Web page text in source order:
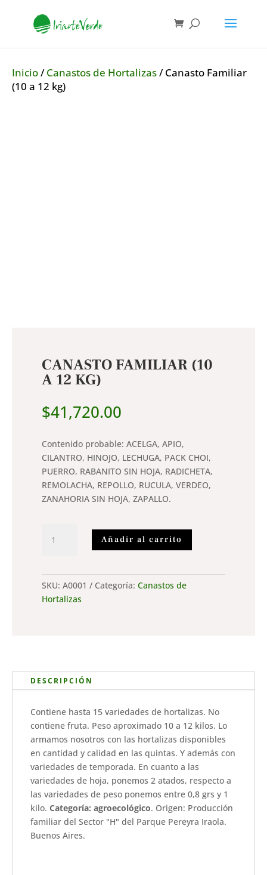
Inicio/Canastos de Hortalizas/ Canasto Familiar
(10 a 12 kg)
CANASTO FAMILIAR (10
A 12 KG)
$41,720.00
Contenido probable: ACELGA, APIO,
CILANTRO, HINOJO, LECHUGA, PACK CHOI,
PUERRO, RABANITO SIN HOJA, RADICHETA,
REMOLACHA, REPOLLO, RUCULA, VERDEO,
ZANAHORIA SIN HOJA, ZAPALLO.
Familiar
12
kg)
Añadir al carrito
SKU: A0001 Categoría: Canastos de
Hortalizas
DESCRIPCIÓN
Contiene hasta 15 variedades de hortalizas. No
contiene fruta. Peso aproximado 10 a 12 kilos. Lo
armamos nosotros con las hortalizas disponibles
en cantidad y calidad en las quintas. Y además con
variedades de temporada. En cuanto a las
variedades de hoja, ponemos 2 atados, respecto a
las variedades de peso ponemos entre 0,8 grs y 1
kilo. Categoría: agroecológico. Origen: Producción
familiar del Sector "H" del Parque Pereyra Iraola.
Buenos Aires.